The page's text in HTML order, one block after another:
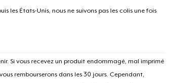
les États-Unis, nous ne suivons pas les colis une fois
Si vous recevez un produit endommagé, mal imprimé
rembourserons dans les 30 jours. Cependant,